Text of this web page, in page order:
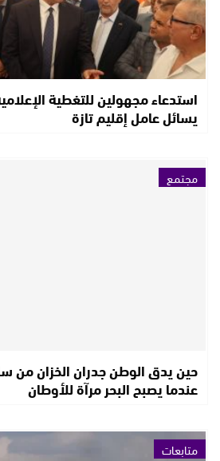
استدعاء مجهولين للتغطية
يسائل عامل إقليم تازة
مجتمع
حين يدق الوطن جدران الخزان من
عندما يصبح البحر مرآة للأوطان
متابعات